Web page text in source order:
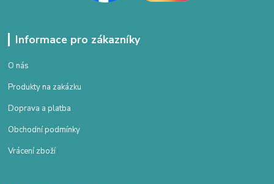
Informace pro zákazníky
O nás
Produkty na zakázku
Doprava a platba
Obchodní podmínky
Vrácení zboží